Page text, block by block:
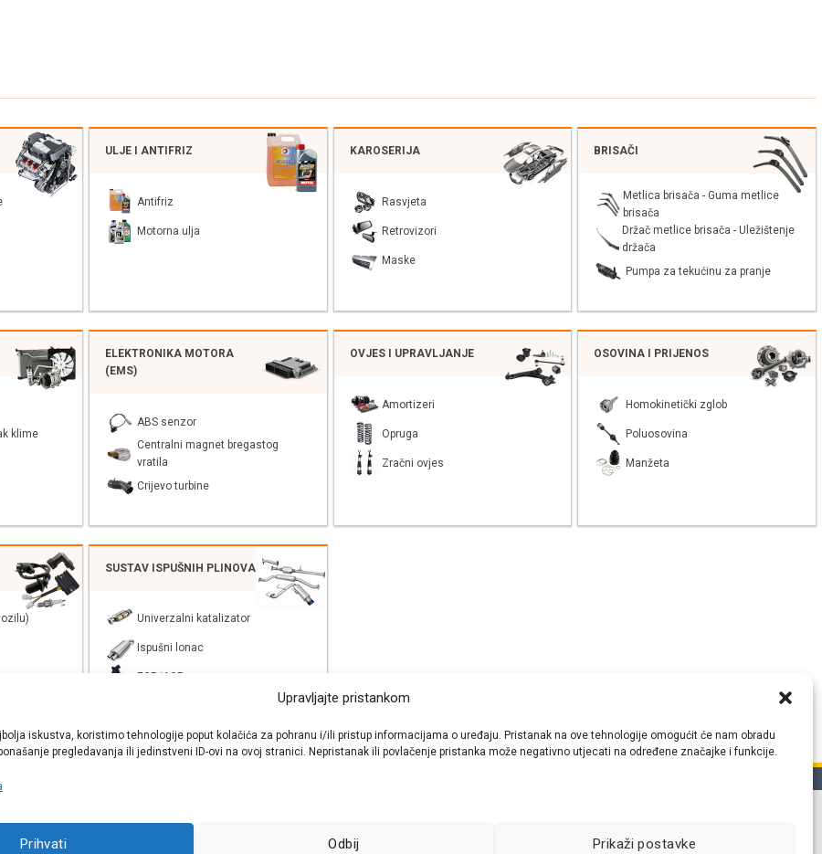
Upravljajte pristankom
iskustva, koristimo tehnologije poput kolačića za pohranu i/ili pristup informacijama o uređaju. Pristanak na ove tehnologije omogućit će nam obradu
pregledavanja ili jedinstveni ID-ovi na ovoj stranici. Nepristanak ili povlačenje pristanka može negativno utjecati na određene značajke i funkcije.
Prihvati Odbij Prikaži postavke
ULJE I ANTIFRIZ
Antifriz
Motorna ulja
KAROSERIJA
Rasvjeta
Retrovizori
Maske
BRISAČI
Metlica brisača - Guma metlice
brisača
Držač metlice brisača - Uležištenje
držača
Pumpa za tekućinu za pranje
klime
ELEKTRONIKA MOTORA
(EMS)
ABS senzor
Centralni magnet bregastog
vratila
Crijevo turbine
OVJES I UPRAVLJANJE
Amortizeri
Opruga
Zračni ovjes
OSOVINA I PRIJENOS
Homokinetički zglob
Poluosovina
Manžeta
SUSTAV ISPUŠNIH PLINOVA
Univerzalni katalizator
Ispušni lonac
EGR/AGR
autodijelova- Auto Krešo - preko 200 svjetski poznatih i priznatih
rezervnih dijelova za sve vrste i tipove osobnih i lakih teretnih vozila.